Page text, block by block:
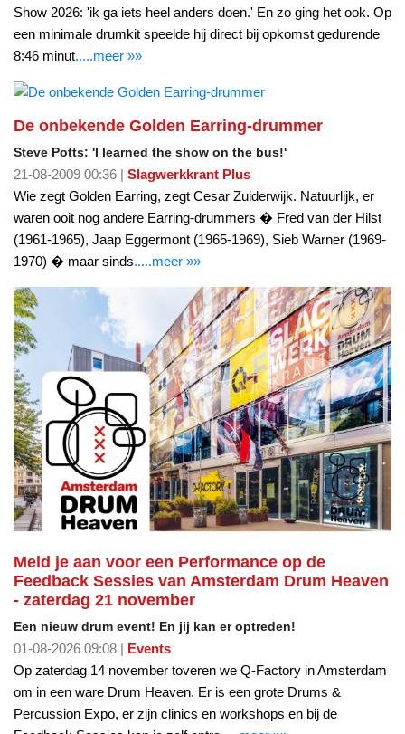
Show 2026: 'ik ga iets heel anders doen.' En zo ging het ook. Op
een minimale drumkit speelde hij direct bij opkomst gedurende
8:46 minut.....meer »»
De onbekende Golden Earring-drummer
Steve Potts: 'I learned the show on the bus!'
21-08-2009 00:36 | Slagwerkkrant Plus
Wie zegt Golden Earring, zegt Cesar Zuiderwijk. Natuurlijk, er
waren ooit nog andere Earring-drummers � Fred van der Hilst
(1961-1965), Jaap Eggermont (1965-1969), Sieb Warner (1969-
1970) � maar sinds.....meer »»
Meld je aan voor een Performance op de
Feedback Sessies van Amsterdam Drum Heaven
- zaterdag 21 november
Een nieuw drum event! En jij kan er optreden!
01-08-2026 09:08 | Events
Op zaterdag 14 november toveren we Q-Factory in Amsterdam
om in een ware Drum Heaven. Er is een grote Drums &
Percussion Expo, er zijn clinics en workshops en bij de